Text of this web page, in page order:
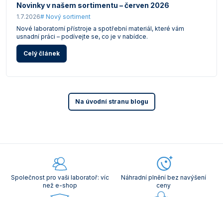
Novinky v našem sortimentu – červen 2026
1.7.2026# Nový sortiment
Nové laboratorní přístroje a spotřební materiál, které vám
usnadní práci – podívejte se, co je v nabídce.
Celý článek
Na úvodní stranu blogu
Společnost pro vaši laboratoř: víc
než e-shop
Náhradní plnění bez navýšení
ceny